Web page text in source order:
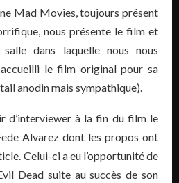
Mad Movies, toujours présent
nous présente le film et
dans laquelle nous nous
le film original pour sa
anodin mais sympathique).
d’interviewer à la fin du film le
Alvarez dont les propos ont
Celui-ci a eu l’opportunité de
Dead suite au succès de son